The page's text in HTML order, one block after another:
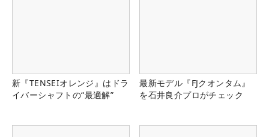
新『TENSEIオレンジ』はドラ
イバーシャフトの“最適解”
最新モデル『FJクオンタム』
を石井良介プロがチェック